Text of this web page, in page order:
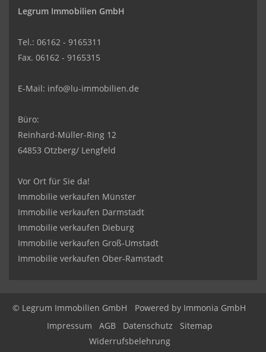
Legrum Immobilien GmbH
Tel.: 06162 - 9165311
Fax. 06162 - 9165315
E-Mail: info@lu-immobilien.de
Büro:
Reinhard-Müller-Ring 12
64853 Otzberg/ Lengfeld
Vor Ort für Sie da!
Immobilie verkaufen Münster
Immobilie verkaufen Darmstadt
Immobilie verkaufen Dieburg
Immobilie verkaufen Groß-Umstadt
Immobilie verkaufen Ober-Ramstadt
© Legrum Immobilien GmbH Powered by Immonia GmbH
Impressum
AGB Datenschutz
Sitemap
Widerrufsbelehrung